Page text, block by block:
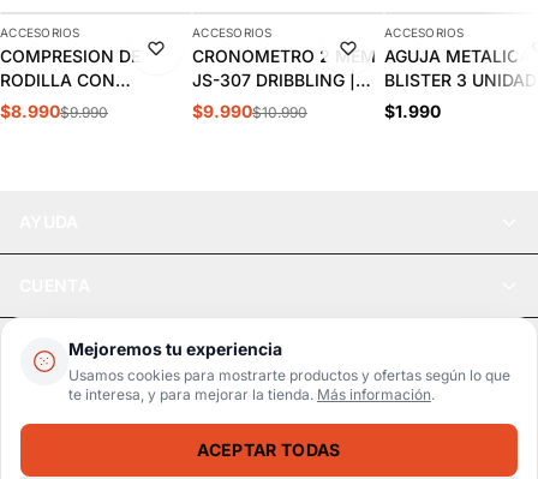
Mejoremos tu experiencia
Usamos cookies para mostrarte productos y ofertas según lo que
te interesa, y para mejorar la tienda. Más información.
ACEPTAR TODAS
-10%
ACCESORIOS
COMPRESION DE
RODILLA CON
ACOLCHADO PANAL
$8.990$9.990
-9%
ACCESORIOS
CRONOMETRO 2 MEM
JS-307 DRIBBLING |
J.00.11
$9.990$10.990
ACCESORIOS
AGUJA METALICA
BLISTER 3
2.90.13
$1.990
PELOTAS DE PING PONG YASHIMA X3 8.10.23
LEGAL
Pago seguro SSL / Datos protegidos
Realsport © 2026